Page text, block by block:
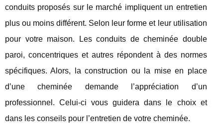
conduits proposés sur le marché impliquent un entretien
plus ou moins différent. Selon leur forme et leur utilisation
pour votre maison. Les conduits de cheminée double
paroi, concentriques et autres répondent à des normes
spécifiques. Alors, la construction ou la mise en place
d’une cheminée demande l’appréciation d’un
professionnel. Celui-ci vous guidera dans le choix et
dans les conseils pour l’entretien de votre cheminée.